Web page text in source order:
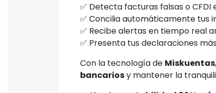
✅ Detecta facturas falsas o
✅ Concilia automáticamente tus
✅ Recibe alertas en tiempo real
✅ Presenta tus declaraciones
Con la tecnología de Miskuentas
bancariosy mantener la